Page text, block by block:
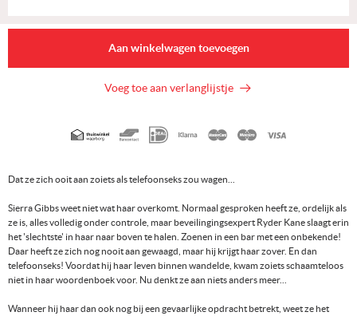
Dat ze zich ooit aan zoiets als telefoonseks zou wagen...
Sierra Gibbs weet niet wat haar overkomt. Normaal gesproken heeft ze, ordelijk als
ze is, alles volledig onder controle, maar beveilingingsexpert Ryder Kane slaagt erin
het 'slechtste' in haar naar boven te halen. Zoenen in een bar met een onbekende!
Daar heeft ze zich nog nooit aan gewaagd, maar hij krijgt haar zover. En dan
telefoonseks! Voordat hij haar leven binnen wandelde, kwam zoiets schaamteloos
niet in haar woordenboek voor. Nu denkt ze aan niets anders meer...
Wanneer hij haar dan ook nog bij een gevaarlijke opdracht betrekt, weet ze het
Aan winkelwagen toevoegen
Voeg toe aan verlanglijstje
Geaccepteerde